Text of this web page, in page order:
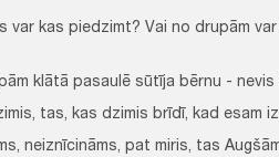
var kas piedzimt? Vai no drupām
klātā pasaulē sūtīja bērnu -
tas, kas dzimis brīdī, kad esam
neiznīcināms, pat miris, tas